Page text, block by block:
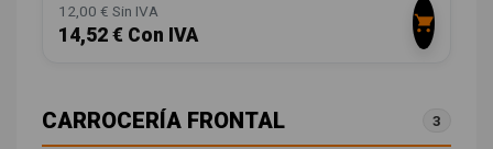
12,00 € Sin IVA
14,52 € Con IVA
CARROCERÍA FRONTAL 3